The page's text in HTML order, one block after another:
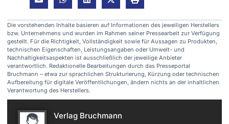
Die vorstehenden Inhalte basieren auf Informationen des jeweiligen Herstellers
bzw. Unternehmens und wurden im Rahmen seiner Pressearbeit zur Verfügung
gestellt. Für die Richtigkeit, Vollständigkeit sowie für Aussagen zu Produkten,
technischen Eigenschaften, Leistungsangaben oder Umwelt- und
Nachhaltigkeitsaspekten ist ausschließlich der jeweilige Anbieter
verantwortlich. Redaktionelle Bearbeitungen durch das Presseportal
Bruchmann – etwa zur sprachlichen Strukturierung, Kürzung oder technischen
Aufbereitung für digitale Veröffentlichungen, ändern nichts an der inhaltlichen
Verantwortung des Herstellers.
Verlag Bruchmann